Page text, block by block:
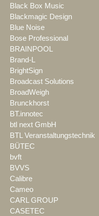
Black Box Music
Blackmagic Design
Blue Noise
Bose Professional
BRAINPOOL
Brand-L
BrightSign
Broadcast Solutions
BroadWeigh
Brunckhorst
BT.innotec
btl next GmbH
BTL Veranstaltungstechnik
BÜTEC
bvft
BVVS
Calibre
Cameo
CARL GROUP
CASETEC